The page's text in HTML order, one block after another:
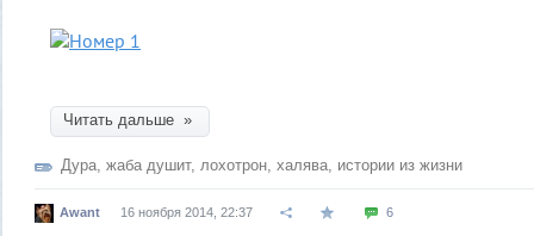
Читать дальше »
Дура, жаба душит, лохотрон, халява, истории из жизни
Awant 16 ноября 2014, 22:37 6